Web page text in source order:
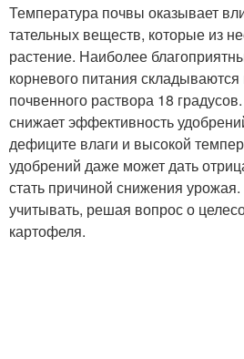
Температура почвы оказывает
тательных веществ, которые из
растение. Наиболее
корневого питания
почвенного раствора 18
снижает эффективность
дефиците влаги и высокой
удобрений даже может дать
стать причиной снижения
учитывать, решая вопрос о
картофеля.